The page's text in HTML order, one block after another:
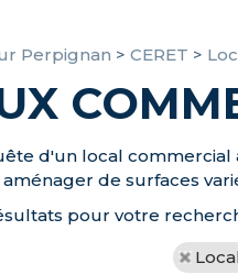
Perpignan > CERET >
d'un local
de surfaces
pour votre